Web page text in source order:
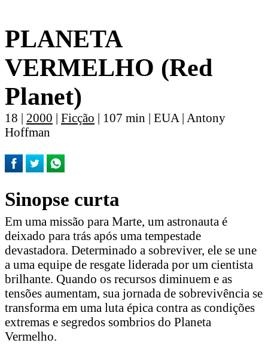
PLANETA
VERMELHO (Red
Planet)
18 | 2000 | Ficção | 107 min | EUA | Antony
Hoffman
Sinopse curta
Em uma missão para Marte, um astronauta é
deixado para trás após uma tempestade
devastadora. Determinado a sobreviver, ele se une
a uma equipe de resgate liderada por um cientista
brilhante. Quando os recursos diminuem e as
tensões aumentam, sua jornada de sobrevivência se
transforma em uma luta épica contra as condições
extremas e segredos sombrios do Planeta
Vermelho.